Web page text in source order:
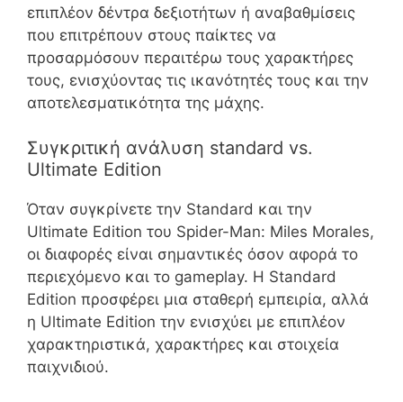
επιπλέον δέντρα δεξιοτήτων ή αναβαθμίσεις
που επιτρέπουν στους παίκτες να
προσαρμόσουν περαιτέρω τους χαρακτήρες
τους, ενισχύοντας τις ικανότητές τους και την
αποτελεσματικότητα της μάχης.
Συγκριτική ανάλυση standard vs.
Ultimate Edition
Όταν συγκρίνετε την Standard και την
Ultimate Edition του Spider-Man: Miles Morales,
οι διαφορές είναι σημαντικές όσον αφορά το
περιεχόμενο και το gameplay. Η Standard
Edition προσφέρει μια σταθερή εμπειρία, αλλά
η Ultimate Edition την ενισχύει με επιπλέον
χαρακτηριστικά, χαρακτήρες και στοιχεία
παιχνιδιού.